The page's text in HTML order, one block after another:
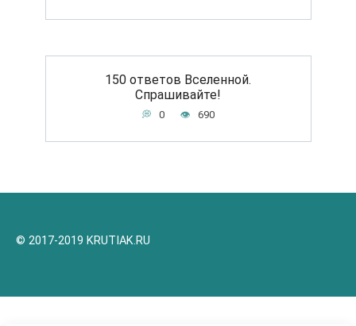
150 ответов Вселенной.
Спрашивайте!
0 690
© 2017-2019 KRUTIAK.RU